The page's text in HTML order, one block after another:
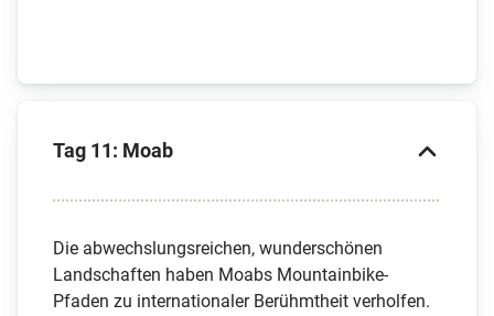
Tag 11: Moab
Die abwechslungsreichen, wunderschönen
Landschaften haben Moabs Mountainbike-
Pfaden zu internationaler Berühmtheit verholfen.